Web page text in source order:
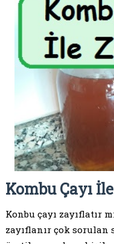
Kombu Çayı
Konbu çayı zayıflatır
zayıflanır çok